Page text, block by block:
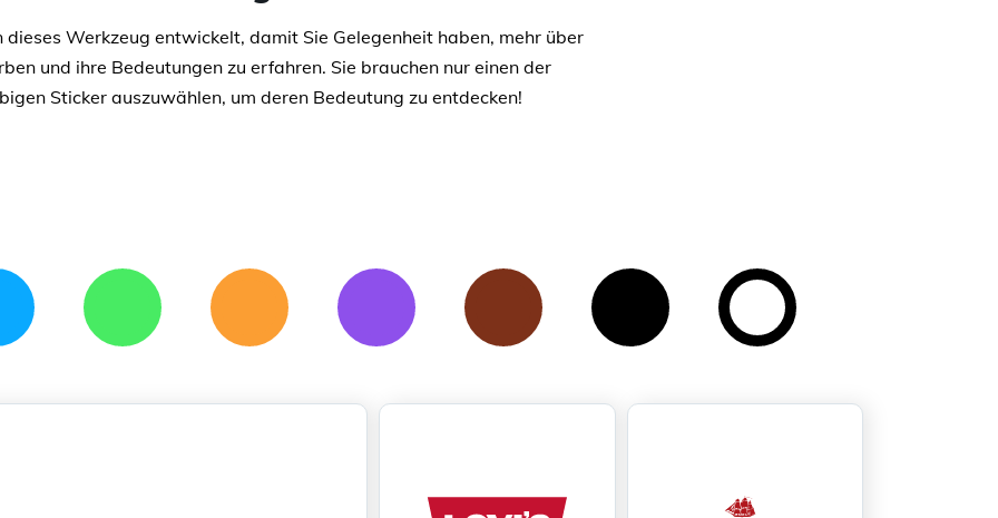
dieses Werkzeug entwickelt, damit Sie Gelegenheit haben, mehr über
und ihre Bedeutungen zu erfahren. Sie brauchen nur einen der
Sticker auszuwählen, um deren Bedeutung zu entdecken!